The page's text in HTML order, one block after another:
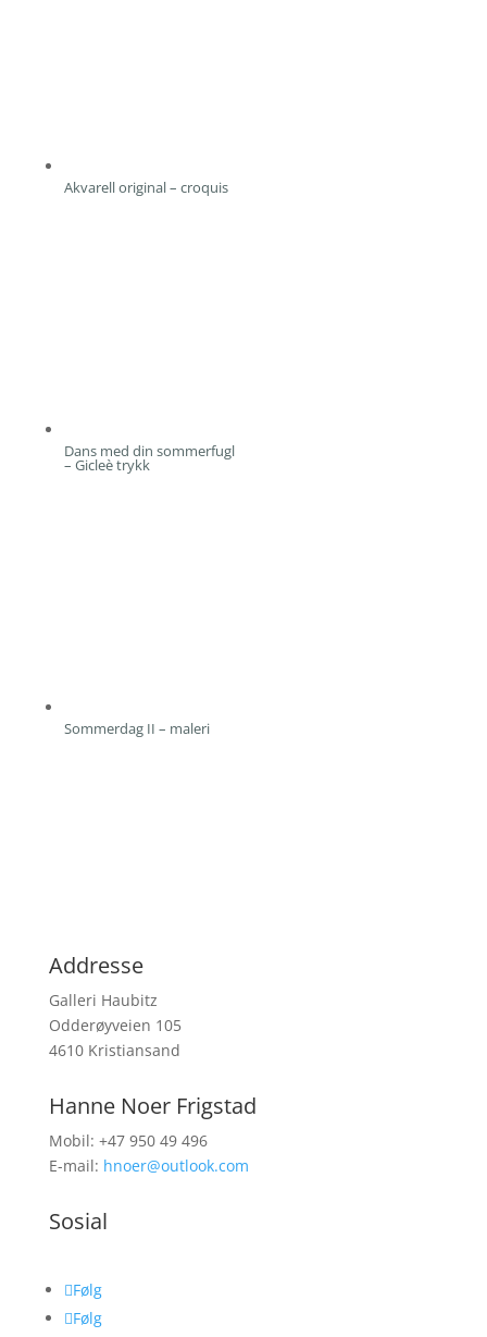
Akvarell original – croquis
Dans med din sommerfugl
– Gicleè trykk
Sommerdag II – maleri
Addresse
Galleri Haubitz
Odderøyveien 105
4610 Kristiansand
Hanne Noer Frigstad
Mobil: +47 950 49 496
E-mail: hnoer@outlook.com
Sosial
Følg
Følg